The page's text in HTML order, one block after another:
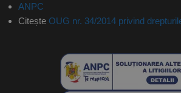
ANPC
Citește OUG nr. 34/2014 privind